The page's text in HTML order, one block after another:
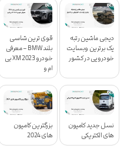
دیجی ماشین رتبه
یک برترین وبسایت
خودرویی در کشور
قوی ترین شاسی
بلند BMW – معرفی
خودرو XM 2023 بی
ام و
نسل جدید کامیون
های الکتریکی
بزرگترین کامیون
های 2024